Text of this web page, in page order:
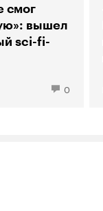
смог
вышел
sci-fi-
0